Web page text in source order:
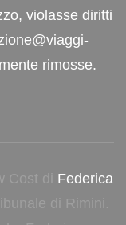
violasse diritti
rimosse.
Cost di Federica
di Rimini.